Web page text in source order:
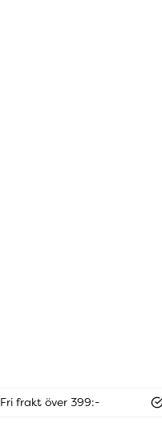
Fri frakt över 399:-